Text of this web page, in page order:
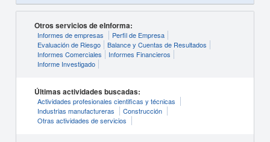
Otros servicios de eInforma:
Informes de empresas
Perfil de Empresa
Evaluación de Riesgo
Balance y Cuentas de Resultados
Informes Comerciales
Informes Financieros
Informe Investigado
Últimas actividades buscadas:
Actividades profesionales cientificas y técnicas
Industrias manufactureras
Construcción
Otras actividades de servicios